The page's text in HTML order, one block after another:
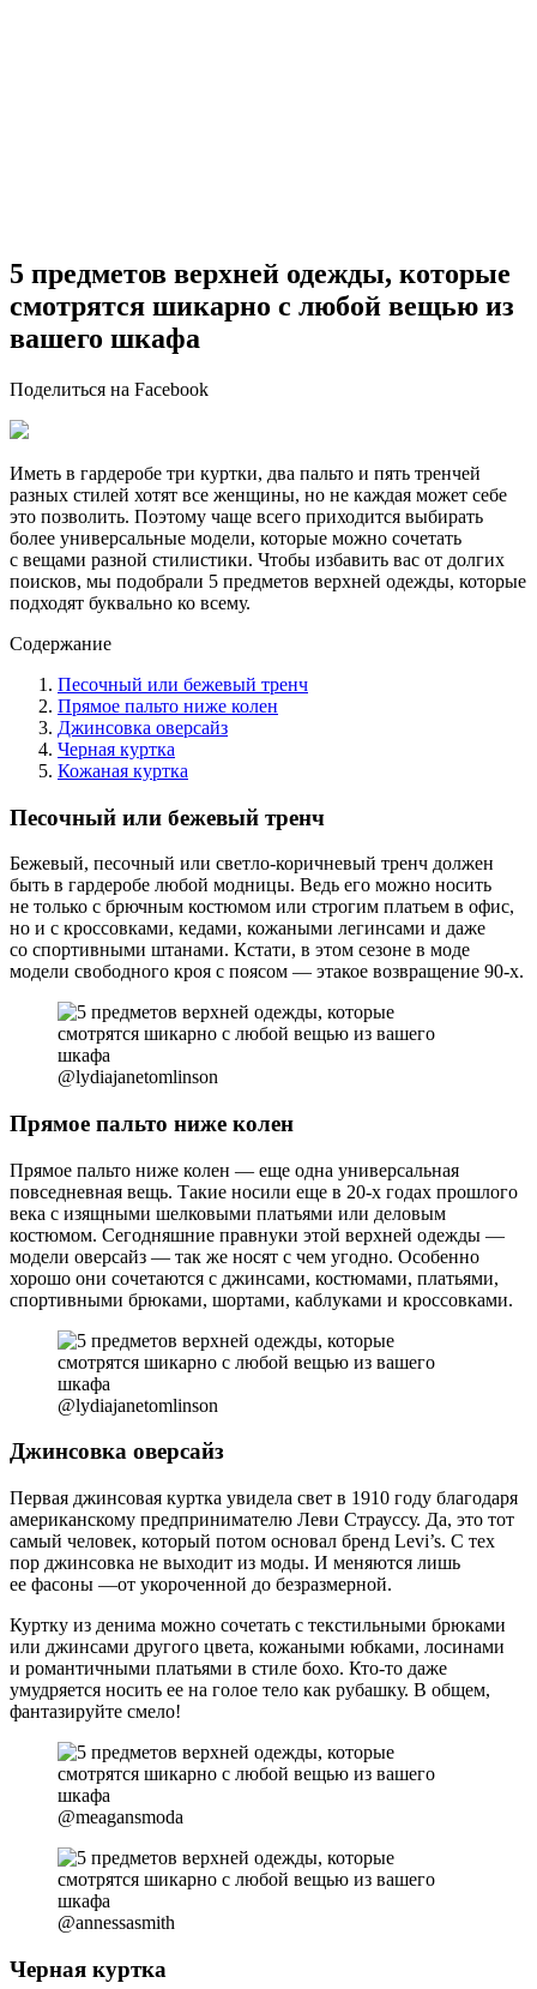
5 предметов верхней одежды, которые
смотрятся шикарно с любой вещью из
вашего шкафа
Поделиться на Facebook
Иметь в гардеробе три куртки, два пальто и пять тренчей
разных стилей хотят все женщины, но не каждая может себе
это позволить. Поэтому чаще всего приходится выбирать
более универсальные модели, которые можно сочетать
с вещами разной стилистики. Чтобы избавить вас от долгих
поисков, мы подобрали 5 предметов верхней одежды, которые
подходят буквально ко всему.
Содержание
Песочный или бежевый тренч
Прямое пальто ниже колен
Джинсовка оверсайз
Черная куртка
Кожаная куртка
Песочный или бежевый тренч
Бежевый, песочный или светло-коричневый тренч должен
быть в гардеробе любой модницы. Ведь его можно носить
не только с брючным костюмом или строгим платьем в офис,
но и с кроссовками, кедами, кожаными легинсами и даже
со спортивными штанами. Кстати, в этом сезоне в моде
модели свободного кроя с поясом — этакое возвращение 90-х.
@lydiajanetomlinson
Прямое пальто ниже колен
Прямое пальто ниже колен — еще одна универсальная
повседневная вещь. Такие носили еще в 20-х годах прошлого
века с изящными шелковыми платьями или деловым
костюмом. Сегодняшние правнуки этой верхней одежды —
модели оверсайз — так же носят с чем угодно. Особенно
хорошо они сочетаются с джинсами, костюмами, платьями,
спортивными брюками, шортами, каблуками и кроссовками.
@lydiajanetomlinson
Джинсовка оверсайз
Первая джинсовая куртка увидела свет в 1910 году благодаря
американскому предпринимателю Леви Страуссу. Да, это тот
самый человек, который потом основал бренд Levi’s. С тех
пор джинсовка не выходит из моды. И меняются лишь
ее фасоны —от укороченной до безразмерной.
Куртку из денима можно сочетать с текстильными брюками
или джинсами другого цвета, кожаными юбками, лосинами
и романтичными платьями в стиле бохо. Кто-то даже
умудряется носить ее на голое тело как рубашку. В общем,
фантазируйте смело!
@meagansmoda
@annessasmith
Черная куртка